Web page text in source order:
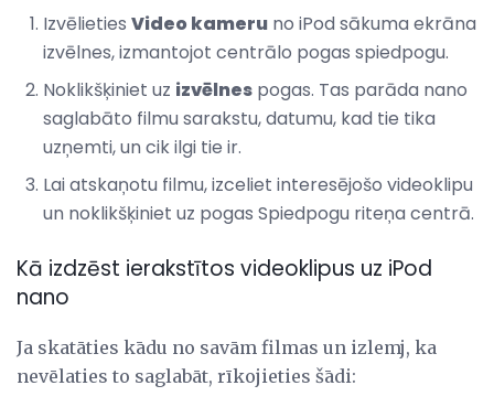
Izvēlieties Video kameru no iPod sākuma ekrāna
izvēlnes, izmantojot centrālo pogas spiedpogu.
Noklikšķiniet uz izvēlnes pogas. Tas parāda nano
saglabāto filmu sarakstu, datumu, kad tie tika
uzņemti, un cik ilgi tie ir.
Lai atskaņotu filmu, izceliet interesējošo videoklipu
un noklikšķiniet uz pogas Spiedpogu riteņa centrā.
Kā izdzēst ierakstītos videoklipus uz iPod
nano
Ja skatāties kādu no savām filmas un izlemj, ka
nevēlaties to saglabāt, rīkojieties šādi: